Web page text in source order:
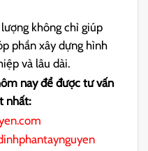
không chỉ giúp
phần xây dựng hình
và lâu dài.
nay để được tư vấn
nhất: